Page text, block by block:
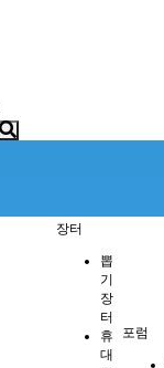
장터
뽑
기
장
터
휴
대
포럼